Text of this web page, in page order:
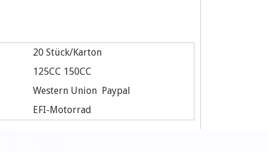
20 Stück/Karton
125CC 150CC
Western Union Paypal
EFI-Motorrad